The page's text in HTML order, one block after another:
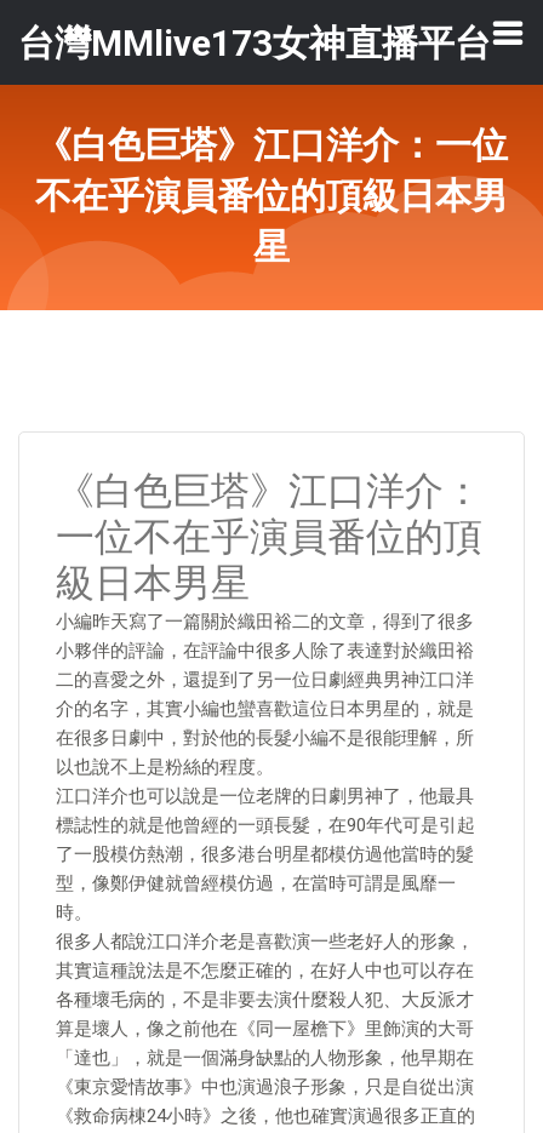
台灣MMlive173女神直播平台
《白色巨塔》江口洋介：一位
不在乎演員番位的頂級日本男
星
《白色巨塔》江口洋介：
一位不在乎演員番位的頂
級日本男星
小編昨天寫了一篇關於織田裕二的文章，得到了很多
小夥伴的評論，在評論中很多人除了表達對於織田裕
二的喜愛之外，還提到了另一位日劇經典男神江口洋
介的名字，其實小編也蠻喜歡這位日本男星的，就是
在很多日劇中，對於他的長髮小編不是很能理解，所
以也說不上是粉絲的程度。
江口洋介也可以說是一位老牌的日劇男神了，他最具
標誌性的就是他曾經的一頭長髮，在90年代可是引起
了一股模仿熱潮，很多港台明星都模仿過他當時的髮
型，像鄭伊健就曾經模仿過，在當時可謂是風靡一
時。
很多人都說江口洋介老是喜歡演一些老好人的形象，
其實這種說法是不怎麼正確的，在好人中也可以存在
各種壞毛病的，不是非要去演什麼殺人犯、大反派才
算是壞人，像之前他在《同一屋檐下》里飾演的大哥
「達也」，就是一個滿身缺點的人物形象，他早期在
《東京愛情故事》中也演過浪子形象，只是自從出演
《救命病棟24小時》之後，他也確實演過很多正直的